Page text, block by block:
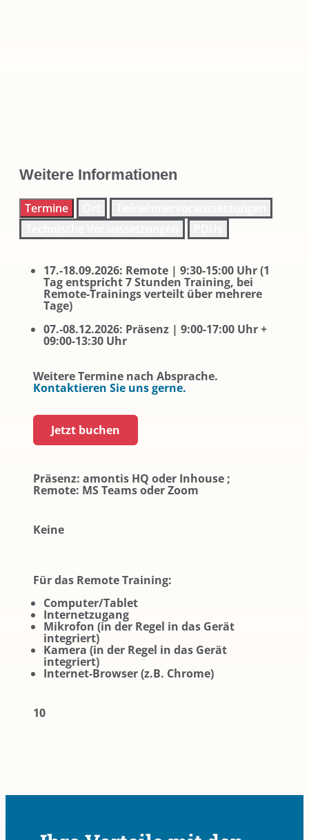
Weitere Informationen
Termine
17.-18.09.2026: Remote | 9:30-15:00 Uhr (1
Tag entspricht 7 Stunden Training, bei
Remote-Trainings verteilt über mehrere
Tage)
07.-08.12.2026: Präsenz | 9:00-17:00 Uhr +
09:00-13:30 Uhr
Weitere Termine nach Absprache.
Kontaktieren Sie uns gerne.
Jetzt buchen
Präsenz: amontis HQ oder Inhouse ;
Remote: MS Teams oder Zoom
Keine
Für das Remote Training:
Computer/Tablet
Internetzugang
Mikrofon (in der Regel in das Gerät
integriert)
Kamera (in der Regel in das Gerät
integriert)
Internet-Browser (z.B. Chrome)
10